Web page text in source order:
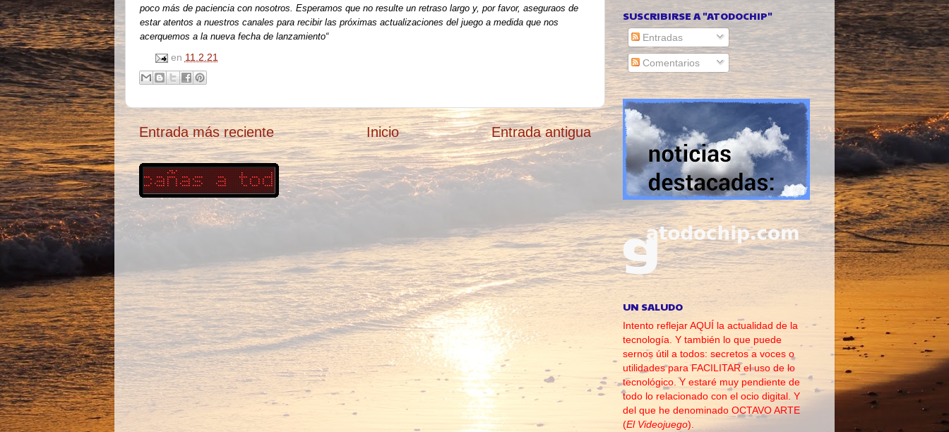
poco más de paciencia con nosotros. Esperamos que no resulte un retraso largo y, por favor, aseguraos de
estar atentos a nuestros canales para recibir las próximas actualizaciones del juego a medida que nos
acerquemos a la nueva fecha de lanzamiento“
en 11.2.21
Entrada más reciente Entrada antigua
Inicio
SUSCRIBIRSE A "ATODOCHIP"
Entradas
Comentarios
UN SALUDO
Intento reflejar AQUÍ la actualidad de la
tecnología. Y también lo que puede
sernos útil a todos: secretos a voces o
utilidades para FACILITAR el uso de lo
tecnológico. Y estaré muy pendiente de
todo lo relacionado con el ocio digital. Y
del que he denominado OCTAVO ARTE
(El Videojuego).